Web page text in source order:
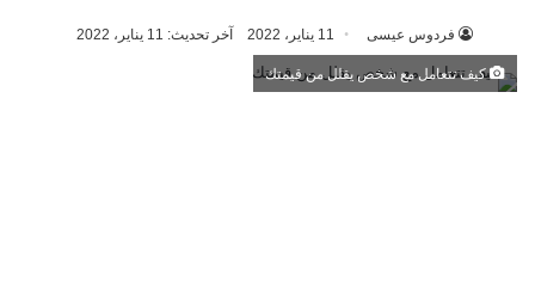
فردوس عيسى 11 يناير، 2022 آخر تحديث: 11 يناير، 2022
كيف تتعامل مع شخص يقلل من قيمتك